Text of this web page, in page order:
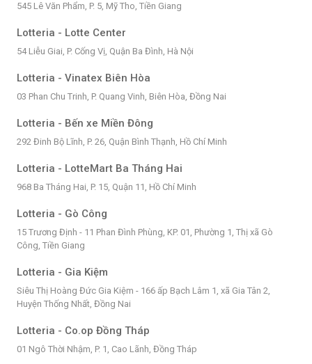
545 Lê Văn Phẩm, P. 5, Mỹ Tho, Tiền Giang
Lotteria - Lotte Center
54 Liễu Giai, P. Cống Vị, Quận Ba Đình, Hà Nội
Lotteria - Vinatex Biên Hòa
03 Phan Chu Trinh, P. Quang Vinh, Biên Hòa, Đồng Nai
Lotteria - Bến xe Miền Đông
292 Đinh Bộ Lĩnh, P. 26, Quận Bình Thạnh, Hồ Chí Minh
Lotteria - LotteMart Ba Tháng Hai
968 Ba Tháng Hai, P. 15, Quận 11, Hồ Chí Minh
Lotteria - Gò Công
15 Trương Định - 11 Phan Đình Phùng, KP. 01, Phường 1, Thị xã Gò
Công, Tiền Giang
Lotteria - Gia Kiệm
Siêu Thị Hoàng Đức Gia Kiệm - 166 ấp Bạch Lâm 1, xã Gia Tân 2,
Huyện Thống Nhất, Đồng Nai
Lotteria - Co.op Đồng Tháp
01 Ngô Thời Nhậm, P. 1, Cao Lãnh, Đồng Tháp